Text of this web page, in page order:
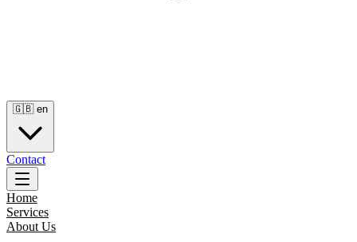
🇬🇧 en
Contact
Home
Services
About Us